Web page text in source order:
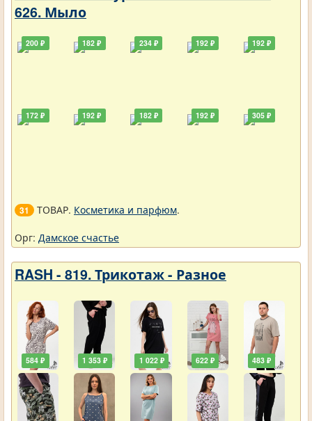
626. Мыло
200 ₽
172 ₽
182 ₽
192 ₽
234 ₽
182 ₽
192 ₽
192 ₽
192 ₽
305 ₽
31 ТОВАР. Косметика и парфюм.
Орг: Дамское счастье
RASH - 819. Трикотаж - Разное
584 ₽ 1 353 ₽ 1 022 ₽ 622 ₽ 483 ₽